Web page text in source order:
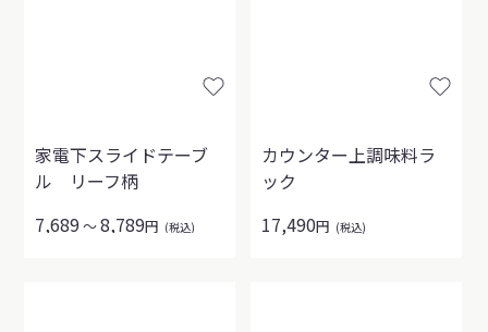
家電下スライドテーブ
ル リーフ柄
7,689～8,789円 (税込)
カウンター上調味料ラ
ック
17,490円 (税込)